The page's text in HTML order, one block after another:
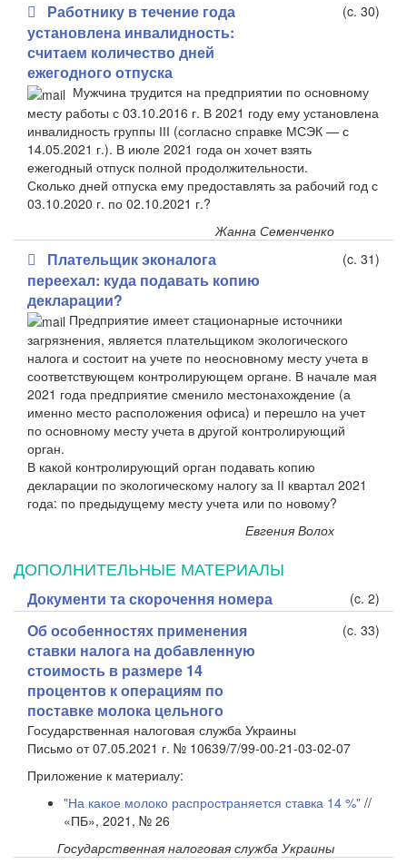
Работнику в течение года
установлена инвалидность:
считаем количество дней
ежегодного отпуска
(c. 30)
Мужчина трудится на предприятии по основному
месту работы с 03.10.2016 г. В 2021 году ему установлена
инвалидность группы ІІІ (согласно справке МСЭК — с
14.05.2021 г.). В июле 2021 года он хочет взять
ежегодный отпуск полной продолжительности.
Сколько дней отпуска ему предоставлять за рабочий год с
03.10.2020 г. по 02.10.2021 г.?
Жанна Семенченко
Плательщик эконалога
переехал: куда подавать копию
декларации?
(c. 31)
Предприятие имеет стационарные источники
загрязнения, является плательщиком экологического
налога и состоит на учете по неосновному месту учета в
соответствующем контролирующем органе. В начале мая
2021 года предприятие сменило местонахождение (а
именно место расположения офиса) и перешло на учет
по основному месту учета в другой контролирующий
орган.
В какой контролирующий орган подавать копию
декларации по экологическому налогу за ІІ квартал 2021
года: по предыдущему месту учета или по новому?
Евгения Волох
ДОПОЛНИТЕЛЬНЫЕ МАТЕРИАЛЫ
Документи та скорочення номера (c. 2)
Об особенностях применения
ставки налога на добавленную
стоимость в размере 14
процентов к операциям по
поставке молока цельного
(c. 33)
Государственная налоговая служба Украины
Письмо от 07.05.2021 г. № 10639/7/99-00-21-03-02-07
Приложение к материалу:
"На какое молоко распространяется ставка 14 %" //
«ПБ», 2021, № 26
Государственная налоговая служба Украины